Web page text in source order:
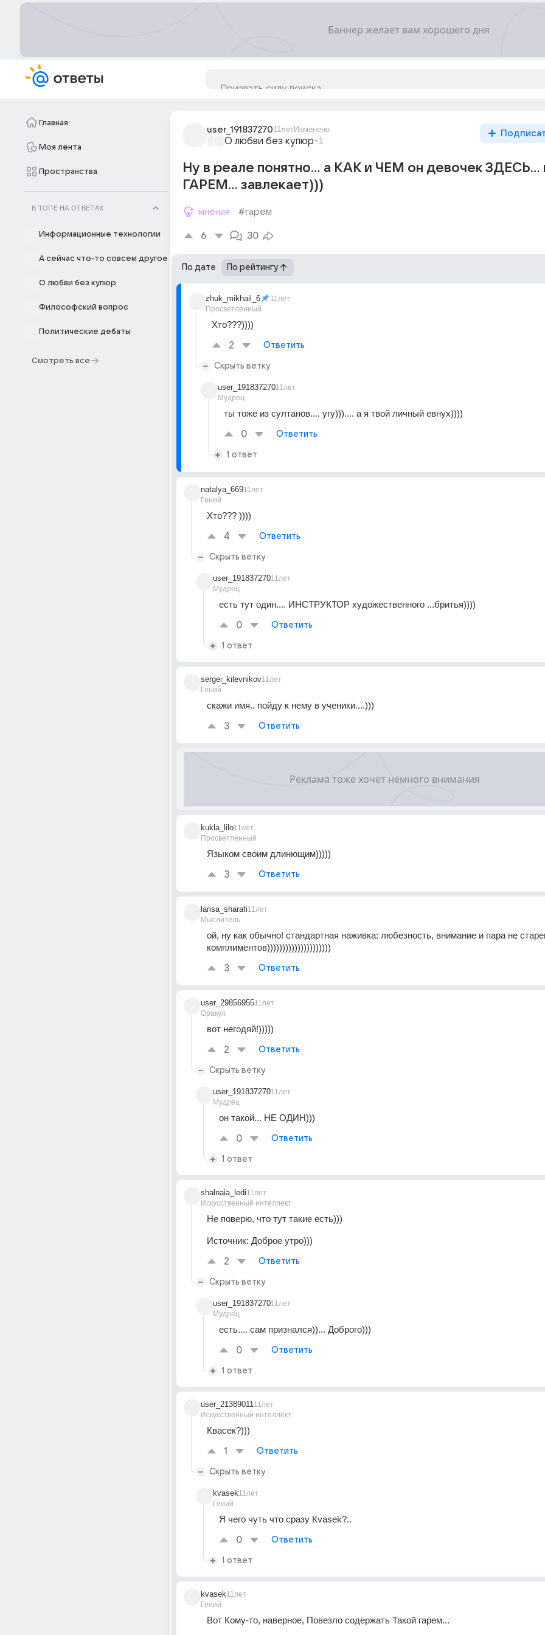
Главная
Моя лента
Пространства
В ТОПЕ НА ОТВЕТАХ
Информационные технологии
А сейчас что-то совсем другое
О любви без купюр
Философский вопрос
Политические дебаты
Смотреть все
user_19183727011летИзменено
О любви без купюр+1
Ну в реале понятно... а КАК и ЧЕМ он девочек ЗДЕСЬ...
ГАРЕМ... завлекает)))
мнения #гарем
6 30
По дате По рейтингу
zhuk_mikhail_6
Просветленный
11лет
Хто???))))
2 Ответить
Скрыть ветку
user_191837270
Мудрец
11лет
ты тоже из султанов.... угу))).... а я твой личный евнух))))
0 Ответить
1 ответ
natalya_669
Гений
11лет
Хто??? ))))
4 Ответить
Скрыть ветку
user_191837270
Мудрец
11лет
есть тут один.... ИНСТРУКТОР художественного ...бритья))))
0 Ответить
1 ответ
sergei_kilevnikov
Гений
11лет
скажи имя.. пойду к нему в ученики....)))
3 Ответить
kukla_lilo
Просветленный
11лет
Языком своим длинющим)))))
3 Ответить
larisa_sharafi
Мыслитель
11лет
ой, ну как обычно! стандартная наживка: любезность, внимание и пара не
комплиментов)))))))))))))))))))))
3 Ответить
user_29856955
Оракул
11лет
вот негодяй!)))))
2 Ответить
Скрыть ветку
user_191837270
Мудрец
11лет
он такой... НЕ ОДИН)))
0 Ответить
1 ответ
shalnaia_ledi
Искусственный интеллект
11лет
Не поверю, что тут такие есть)))
Источник: Доброе утро)))
2 Ответить
Скрыть ветку
user_191837270
Мудрец
11лет
есть.... сам признался))... Доброго)))
0 Ответить
1 ответ
user_21389011
Искусственный интеллект
11лет
Квасек?)))
1 Ответить
Скрыть ветку
kvasek
Гений
11лет
Я чего чуть что сразу Кvasek?..
0 Ответить
1 ответ
kvasek
Гений
11лет
Вот Кому-то, наверное, Повезло содержать Такой гарем...